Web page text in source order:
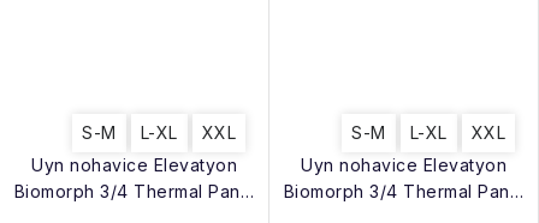
Uyn nohavice Elevatyon
Biomorph 3/4 Thermal Pants
S-M L-XL XXL
Uyn nohavice Elevatyon
Biomorph 3/4 Thermal Pants
S-M L-XL XXL